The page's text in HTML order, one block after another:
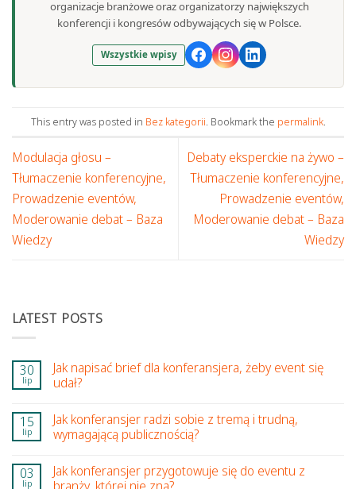
organizacje branżowe oraz organizatorzy największych
konferencji i kongresów odbywających się w Polsce.
Wszystkie wpisy
This entry was posted in Bez kategorii. Bookmark the permalink.
Modulacja głosu –
Tłumaczenie konferencyjne,
Prowadzenie eventów,
Moderowanie debat – Baza
Wiedzy
Debaty eksperckie na żywo –
Tłumaczenie konferencyjne,
Prowadzenie eventów,
Moderowanie debat – Baza
Wiedzy
LATEST POSTS
30
lip
Jak napisać brief dla konferansjera, żeby event się
udał?
15
lip
Jak konferansjer radzi sobie z tremą i trudną,
wymagającą publicznością?
03
lip
Jak konferansjer przygotowuje się do eventu z
branży, której nie zna?